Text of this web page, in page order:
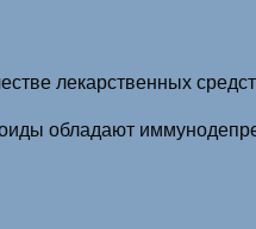
лекарственных
обладают